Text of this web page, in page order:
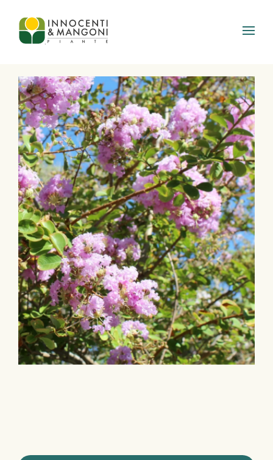
Skip to main content